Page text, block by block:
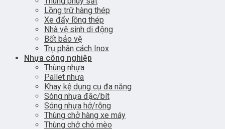
Lồng trữ hàng thép
Xe đẩy lồng thép
Nhà vệ sinh di động
Bốt bảo vệ
Trụ phân cách Inox
Nhựa công nghiệp
Thùng nhựa
Pallet nhựa
Khay kệ dụng cụ đa năng
Sóng nhựa đặc/bít
Sóng nhựa hở/rỗng
Thùng chở hàng xe máy
Thùng chở chó mèo